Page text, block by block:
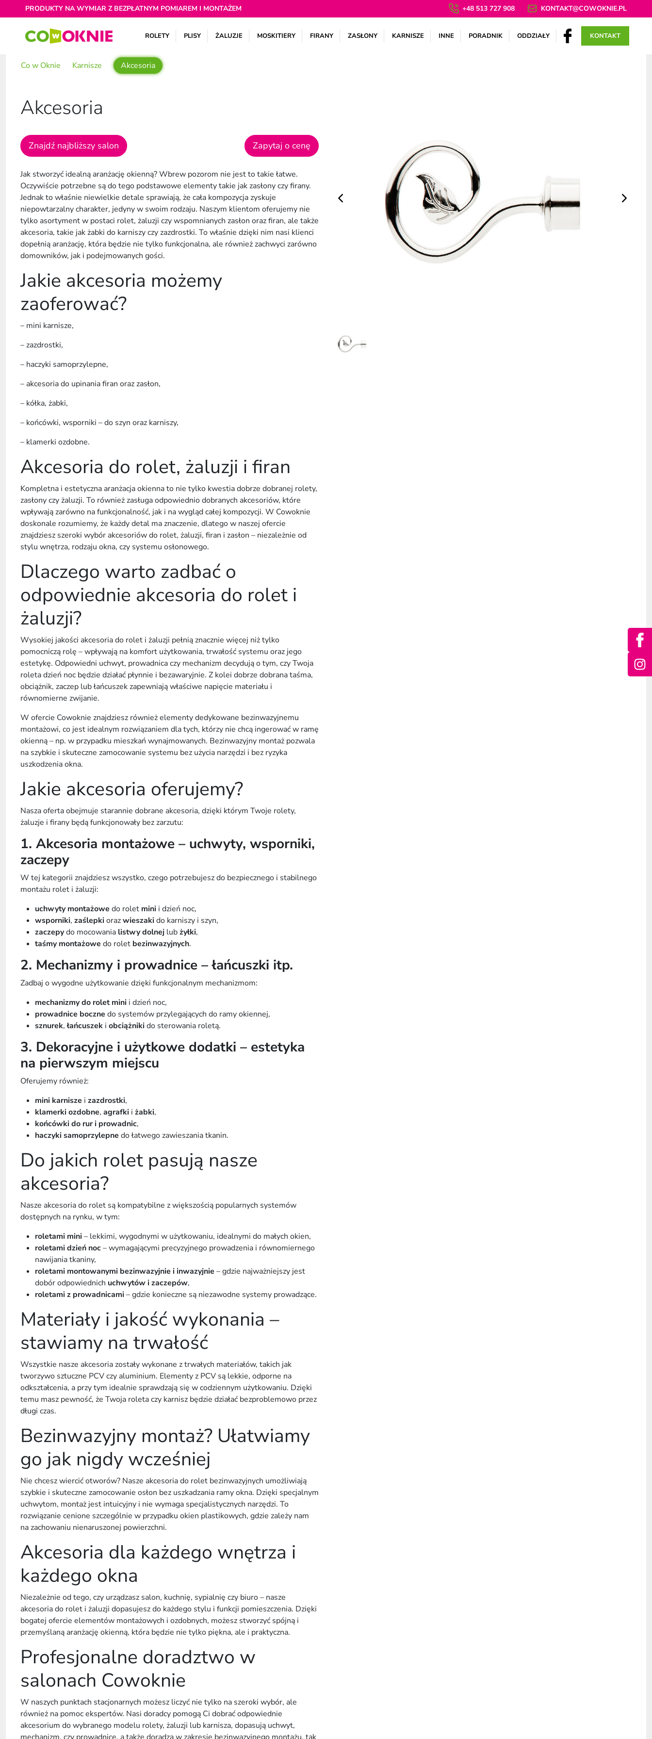
PRODUKTY NA WYMIAR Z BEZPŁATNYM POMIAREM I MONTAŻEM +48 513 727 908 KONTAKT@COWOKNIE.PL
ROLETY PLISY ŻALUZJE MOSKITIERY FIRANY ZASŁONY KARNISZE INNE PORADNIK ODDZIAŁY KONTAKT
Co w Oknie Karnisze Akcesoria
Akcesoria
Znajdź najbliższy salon Zapytaj o cenę
Jak stworzyć idealną aranżację okienną? Wbrew pozorom nie jest to takie łatwe.
Oczywiście potrzebne są do tego podstawowe elementy takie jak zasłony czy firany.
Jednak to właśnie niewielkie detale sprawiają, że cała kompozycja zyskuje
niepowtarzalny charakter, jedyny w swoim rodzaju. Naszym klientom oferujemy nie
tylko asortyment w postaci rolet, żaluzji czy wspomnianych zasłon oraz firan, ale także
akcesoria, takie jak żabki do karniszy czy zazdrostki. To właśnie dzięki nim nasi klienci
dopełnią aranżację, która będzie nie tylko funkcjonalna, ale również zachwyci zarówno
domowników, jak i podejmowanych gości.
Jakie akcesoria możemy
zaoferować?
– mini karnisze,
– zazdrostki,
– haczyki samoprzylepne,
– akcesoria do upinania firan oraz zasłon,
– kółka, żabki,
– końcówki, wsporniki – do szyn oraz karniszy,
– klamerki ozdobne.
Akcesoria do rolet, żaluzji i firan
Kompletna i estetyczna aranżacjaokiennato nie tylko kwestia dobrze dobranej rolety,
zasłony czyżaluzji. To również zasługa odpowiednio dobranych akcesoriów, które
wpływają zarówno na funkcjonalność, jak i na wygląd całej kompozycji. W Cowoknie
doskonale rozumiemy, że każdy detal ma znaczenie, dlatego w naszej ofercie
znajdziesz szeroki wybór akcesoriów do rolet, żaluzji, firan i zasłon – niezależnie od
stylu wnętrza, rodzaju okna, czy systemu osłonowego.
Dlaczego warto zadbać o
odpowiednie akcesoria do rolet i
żaluzji?
Wysokiej jakości akcesoria do rolet i żaluzji pełnią znacznie więcej niż tylko
pomocniczą rolę – wpływają na komfort użytkowania, trwałość systemu oraz jego
estetykę. Odpowiedni uchwyt, prowadnicaczy mechanizm decydują o tym, czy Twoja
roleta dzień noc będzie działać płynnie i bezawaryjnie. Z kolei dobrze dobranataśma,
obciążnik, zaczep lubłańcuszekzapewniają właściwe napięcie materiału i
równomierne zwijanie.
W ofercie Cowoknie znajdziesz również elementy dedykowane bezinwazyjnemu
montażowi, co jest idealnym rozwiązaniem dla tych, którzy nie chcą ingerować w ramę
okienną– np. w przypadku mieszkań wynajmowanych. Bezinwazyjny montaż pozwala
na szybkie i skuteczne zamocowanie systemu bez użycia narzędzi i bez ryzyka
uszkodzeniaokna.
Jakie akcesoria oferujemy?
Nasza oferta obejmuje starannie dobrane akcesoria, dzięki którym Twoje rolety,
żaluzje i firany będą funkcjonowały bez zarzutu:
1. Akcesoria montażowe – uchwyty, wsporniki,
zaczepy
W tej kategorii znajdziesz wszystko, czego potrzebujesz do bezpiecznego i stabilnego
montażu rolet i żaluzji:
uchwyty montażowe do rolet mini i dzień noc,
wsporniki, zaślepkiorazwieszakido karniszy i szyn,
zaczepydo mocowania listwy dolnej lubżyłki,
taśmy montażowe do rolet bezinwazyjnych.
2. Mechanizmy i prowadnice – łańcuszki itp.
Zadbaj o wygodne użytkowanie dzięki funkcjonalnym mechanizmom:
mechanizmy do rolet mini i dzień noc,
prowadnice boczne do systemów przylegających do ramy okiennej,
sznurek,łańcuszek i obciążnikido sterowania roletą.
3. Dekoracyjne i użytkowe dodatki – estetyka
na pierwszym miejscu
Oferujemy również:
mini karnisze i zazdrostki,
klamerki ozdobne, agrafki i żabki,
końcówki do rur i prowadnic,
haczyki samoprzylepne do łatwego zawieszania tkanin.
Do jakich rolet pasują nasze
akcesoria?
Nasze akcesoria do rolet są kompatybilne z większością popularnych systemów
dostępnych na rynku, w tym:
roletami mini– lekkimi, wygodnymi w użytkowaniu, idealnymi do małych okien,
roletami dzień noc– wymagającymi precyzyjnego prowadzenia i równomiernego
nawijania tkaniny,
roletami montowanymi bezinwazyjnie i inwazyjnie – gdzie najważniejszy jest
dobór odpowiednich uchwytów i zaczepów,
roletami z prowadnicami– gdzie konieczne są niezawodne systemy prowadzące.
Materiały i jakość wykonania –
stawiamy na trwałość
Wszystkie nasze akcesoria zostały wykonane z trwałych materiałów, takich jak
tworzywo sztuczne PCVczy aluminium. Elementy z PCV są lekkie, odporne na
odkształcenia, a przy tym idealnie sprawdzają się w codziennym użytkowaniu. Dzięki
temu masz pewność, że Twoja roletaczy karnisz będzie działać bezproblemowo przez
długi czas.
Bezinwazyjny montaż? Ułatwiamy
go jak nigdy wcześniej
Nie chcesz wiercić otworów? Nasze akcesoria do rolet bezinwazyjnych umożliwiają
szybkie i skuteczne zamocowanie osłon bez uszkadzania ramy okna. Dzięki specjalnym
uchwytom, montaż jest intuicyjny i nie wymaga specjalistycznych narzędzi. To
rozwiązanie cenione szczególnie w przypadku okien plastikowych, gdzie zależy nam
na zachowaniu nienaruszonej powierzchni.
Akcesoria dla każdego wnętrza i
każdego okna
Niezależnie od tego, czy urządzasz salon, kuchnię, sypialnię czy biuro – nasze
akcesoria do rolet i żaluzji dopasujesz do każdego stylu i funkcji pomieszczenia. Dzięki
bogatej ofercie elementów montażowych i ozdobnych, możesz stworzyć spójną i
przemyślaną aranżację okienną, która będzie nie tylko piękna, ale i praktyczna.
Profesjonalne doradztwo w
salonach Cowoknie
W naszych punktach stacjonarnych możesz liczyć nie tylko na szeroki wybór, ale
również na pomoc ekspertów. Nasi doradcy pomogą Ci dobrać odpowiednie
akcesorium do wybranego modelu rolety, żaluzji lub karnisza, dopasują uchwyt,